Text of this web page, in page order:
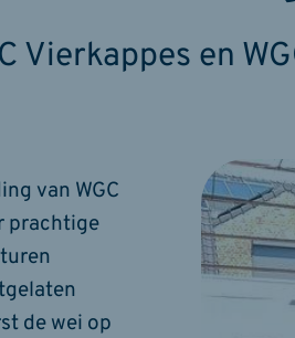
Vierkappes en
van WGC
prachtige
de wei op